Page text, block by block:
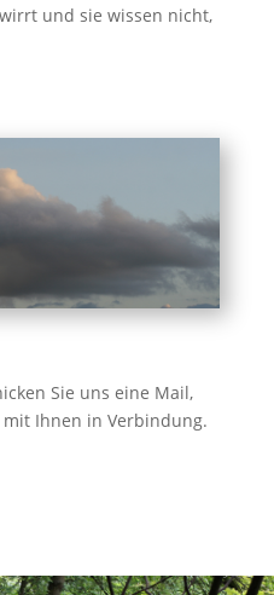
und sie wissen nicht,
Sie uns eine Mail,
Ihnen in Verbindung.